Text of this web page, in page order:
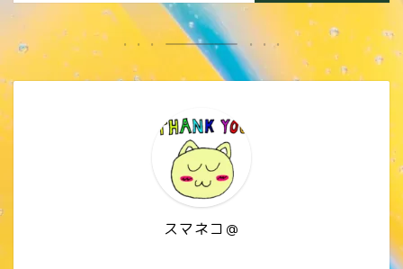
スマネコ＠